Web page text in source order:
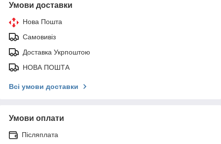
Умови доставки
Нова Пошта
Самовивіз
Доставка Укрпоштою
НОВА ПОШТА
Всі умови доставки
Умови оплати
Післяплата